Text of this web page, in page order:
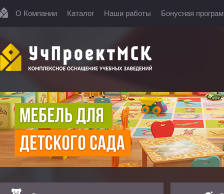
О Компании Каталог Наши работы Бонусная